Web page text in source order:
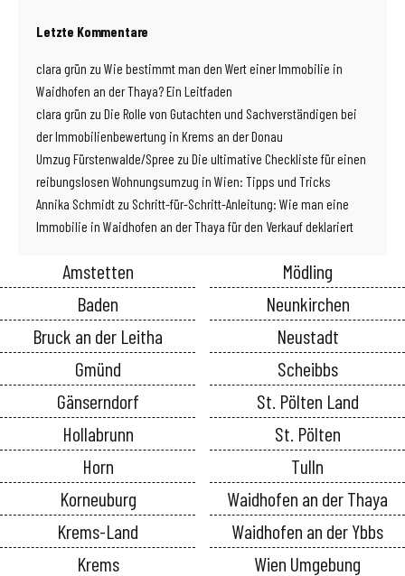
Letzte Kommentare
clara grün zu Wie bestimmt man den Wert einer Immobilie in
Waidhofen an der Thaya? Ein Leitfaden
clara grün zu Die Rolle von Gutachten und Sachverständigen bei
der Immobilienbewertung in Krems an der Donau
Umzug Fürstenwalde/Spree zu Die ultimative Checkliste für einen
reibungslosen Wohnungsumzug in Wien: Tipps und Tricks
Annika Schmidt zu Schritt-für-Schritt-Anleitung: Wie man eine
Immobilie in Waidhofen an der Thaya für den Verkauf deklariert
Amstetten
Baden
Bruck an der Leitha
Gmünd
Gänserndorf
Hollabrunn
Horn
Korneuburg
Krems-Land
Krems
Mödling
Neunkirchen
Neustadt
Scheibbs
St. Pölten Land
St. Pölten
Tulln
Waidhofen an der Thaya
Waidhofen an der Ybbs
Wien Umgebung